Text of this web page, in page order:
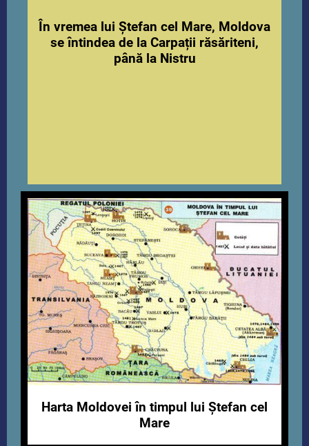
În vremea lui Ștefan cel Mare, Moldova
se întindea de la Carpații răsăriteni,
până la Nistru
Harta Moldovei în timpul lui Ștefan cel
Mare